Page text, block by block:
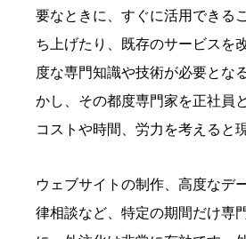
要なときに、すぐに活用できる
ち上げたり、既存のサービスを
度な専門知識や技術が必要とな
かし、その都度専門家を正社員
コストや時間、労力を考えると
ウェブサイトの制作、高度なデ
律相談など、特定の期間だけ専